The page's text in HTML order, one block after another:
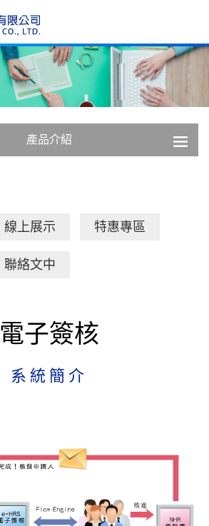
產品介紹
線上展示 特惠專區
聯絡文中
電子簽核
系統簡介